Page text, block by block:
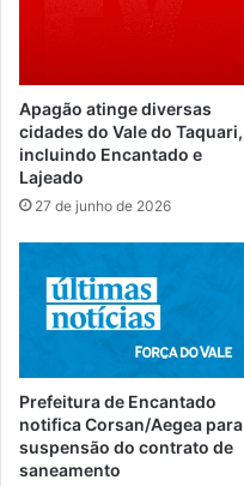
Apagão atinge diversas
cidades do Vale do Taquari,
incluindo Encantado e
Lajeado
27 de junho de 2026
Prefeitura de Encantado
notifica Corsan/Aegea para
suspensão do contrato de
saneamento